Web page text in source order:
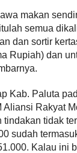
makan
semua
dan sortir
Rupiah) dan
Kab. Paluta
Aliansi Rakyat
tidak
sudah
Kalau ini